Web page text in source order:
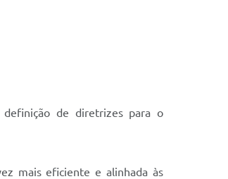
definição de diretrizes para o
mais eficiente e alinhada às